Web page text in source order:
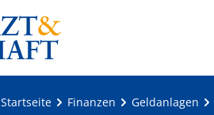
Startseite Finanzen Geldanlagen